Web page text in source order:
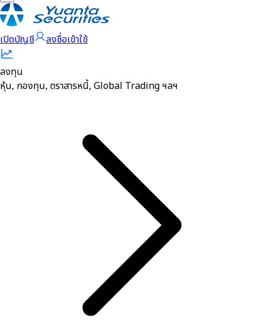
เปิดบัญชี ลงชื่อเข้าใช้
ลงทุน
หุ้น, กองทุน, ตราสารหนี้, Global Trading ฯลฯ